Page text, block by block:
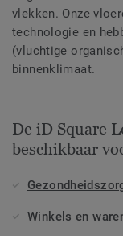
vlekken. Onze
technologie en
(vluchtige
binnenklimaat.
De iD Square
beschikbaar
Winkels en